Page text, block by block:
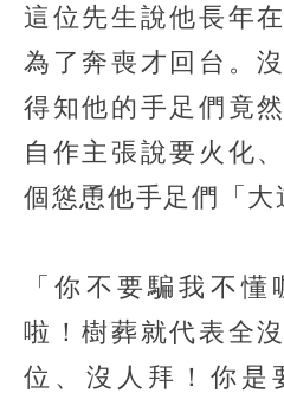
這位先生說他長年
為了奔喪才回台。
得知他的手足們竟
自作主張說要火化
個慫恿他手足們「大
「你不要騙我不
啦！樹葬就代表全
位、沒人拜！你是